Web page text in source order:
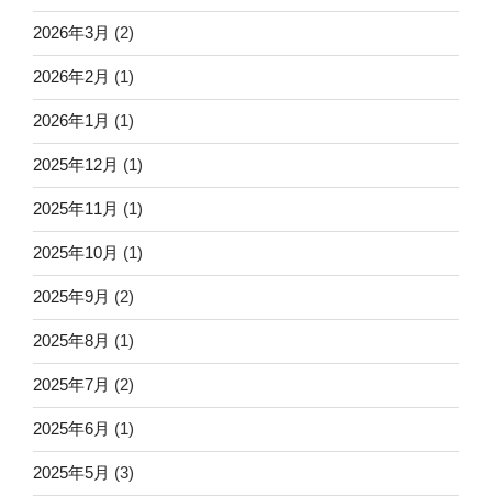
2026年3月 (2)
2026年2月 (1)
2026年1月 (1)
2025年12月 (1)
2025年11月 (1)
2025年10月 (1)
2025年9月 (2)
2025年8月 (1)
2025年7月 (2)
2025年6月 (1)
2025年5月 (3)